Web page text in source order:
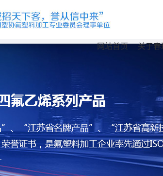
网站首页 关于春